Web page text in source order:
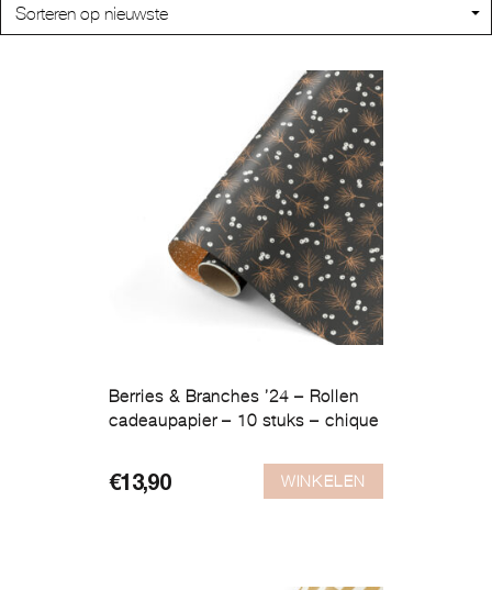
Berries & Branches ’24 – Rollen
cadeaupapier – 10 stuks – chique
€13,90 WINKELEN